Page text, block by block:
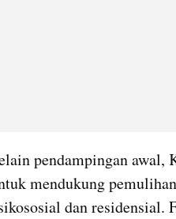
pendampingan awal,
mendukung
dan residensial.